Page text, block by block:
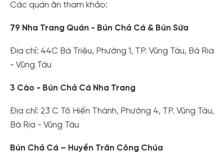
Các quán ăn tham khảo:
79 Nha Trang Quán - Bún Chả Cá & Bún Sứa
Địa chỉ: 44C Bà Triệu, Phường 1, TP. Vũng Tàu, Bà Rịa
- Vũng Tàu
3 Cào - Bún Chả Cá Nha Trang
Địa chỉ: 23 C Tô Hiến Thành, Phường 4, TP. Vũng Tàu,
Bà Rịa - Vũng Tàu
Bún Chả Cá – Huyền Trân Công Chúa